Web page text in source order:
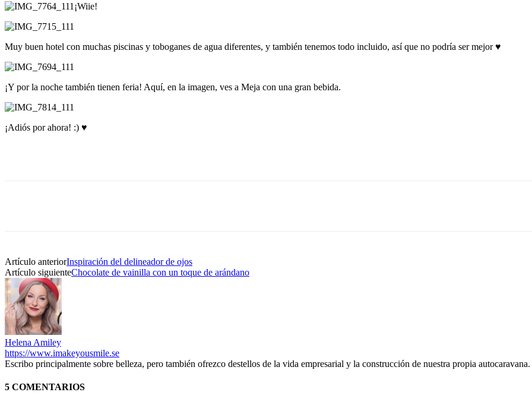
¡Wiie!
Muy buen hotel con muchas piscinas y toboganes de agua diferentes, y también tenemos todo incluido, así que no podría ser mejor ♥
¡Y por la noche también tienen feria! Aquí, en la imagen, ves a Meja con una gran bebida.
¡Adiós por ahora! :) ♥
Artículo anteriorInspiración del delineador de ojos
Artículo siguienteChocolate de vainilla con un toque de arándano
Helena Amiley
https://www.imakeyousmile.se
Escribo principalmente sobre belleza, pero también ofrezco destellos de la vida empresarial y la construcción de nuestra propia
5 COMENTARIOS